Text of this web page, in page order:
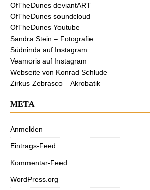
OfTheDunes deviantART
OfTheDunes soundcloud
OfTheDunes Youtube
Sandra Stein – Fotografie
Südninda auf Instagram
Veamoris auf Instagram
Webseite von Konrad Schlude
Zirkus Zebrasco – Akrobatik
META
Anmelden
Eintrags-Feed
Kommentar-Feed
WordPress.org